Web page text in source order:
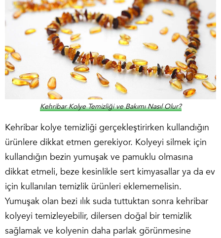
Kehribar Kolye Temizliği ve Bakımı Nasıl Olur?
Kehribar kolye temizliği gerçekleştirirken kullandığın
ürünlere dikkat etmen gerekiyor. Kolyeyi silmek için
kullandığın bezin yumuşak ve pamuklu olmasına
dikkat etmeli, beze kesinlikle sert kimyasallar ya da ev
için kullanılan temizlik ürünleri eklememelisin.
Yumuşak olan bezi ılık suda tuttuktan sonra kehribar
kolyeyi temizleyebilir, dilersen doğal bir temizlik
sağlamak ve kolyenin daha parlak görünmesine